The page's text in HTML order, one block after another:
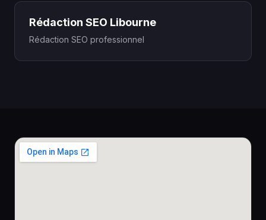
Rédaction SEO Libourne
Rédaction SEO professionnel